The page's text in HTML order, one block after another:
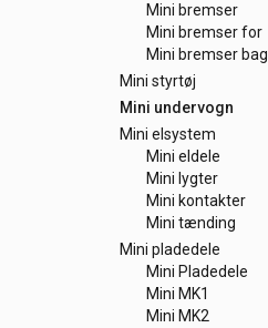
Mini bremser
Mini bremser for
Mini bremser bag
Mini styrtøj
Mini undervogn
Mini elsystem
Mini eldele
Mini lygter
Mini kontakter
Mini tænding
Mini pladedele
Mini Pladedele
Mini MK1
Mini MK2